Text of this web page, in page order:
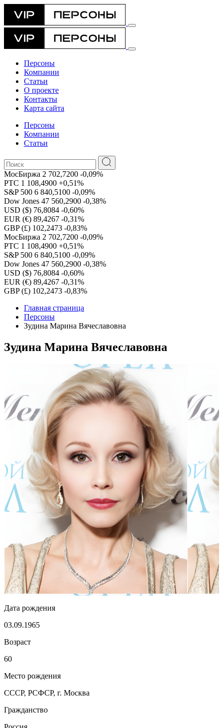
Персоны
Компании
Статьи
О проекте
Контакты
Карта сайта
Персоны
Компании
Статьи
МосБиржа 2 702,7200 -0,09%
РТС 1 108,4900 +0,51%
S&P 500 6 840,5100 -0,09%
Dow Jones 47 560,2900 -0,38%
USD ($) 76,8084 -0,60%
EUR (€) 89,4267 -0,31%
GBP (£) 102,2473 -0,83%
МосБиржа 2 702,7200 -0,09%
РТС 1 108,4900 +0,51%
S&P 500 6 840,5100 -0,09%
Dow Jones 47 560,2900 -0,38%
USD ($) 76,8084 -0,60%
EUR (€) 89,4267 -0,31%
GBP (£) 102,2473 -0,83%
Главная страница
Персоны
Зудина Марина Вячеславовна
Зудина Марина Вячеславовна
Дата рождения
03.09.1965
Возраст
60
Место рождения
СССР, РСФСР, г. Москва
Гражданство